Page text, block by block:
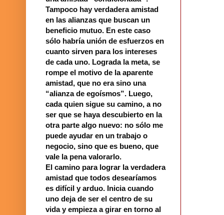
Tampoco hay verdadera amistad
en las alianzas que buscan un
beneficio mutuo. En este caso
sólo habría unión de esfuerzos en
cuanto sirven para los intereses
de cada uno. Lograda la meta, se
rompe el motivo de la aparente
amistad, que no era sino una
“alianza de egoísmos”. Luego,
cada quien sigue su camino, a no
ser que se haya descubierto en la
otra parte algo nuevo: no sólo me
puede ayudar en un trabajo o
negocio, sino que es bueno, que
vale la pena valorarlo.
El camino para lograr la verdadera
amistad que todos desearíamos
es difícil y arduo. Inicia cuando
uno deja de ser el centro de su
vida y empieza a girar en torno al